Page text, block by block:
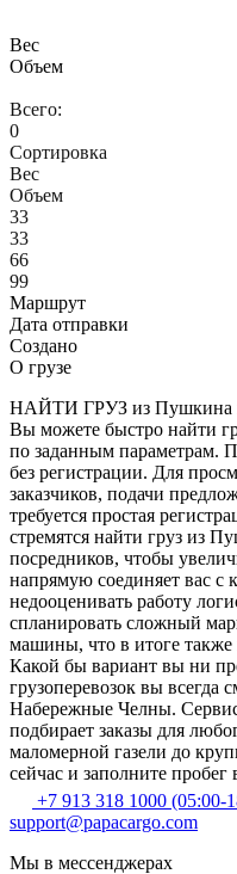
Вес
Объем
Всего:
0
Сортировка
Вес
Объем
33
33
66
99
Маршрут
Дата отправки
Создано
О грузе
НАЙТИ ГРУЗ из Пушкина
Вы можете быстро найти
по заданным параметрам.
без регистрации. Для
заказчиков, подачи
требуется простая
стремятся найти груз из
посредников, чтобы
напрямую соединяет вас с
недооценивать работу
спланировать сложный
машины, что в итоге
Какой бы вариант вы ни
грузоперевозок вы
Набережные Челны.
подбирает заказы для
маломерной газели до
сейчас и заполните
+7 913 318 1000
support@papacargo.com
Мы в мессенджерах